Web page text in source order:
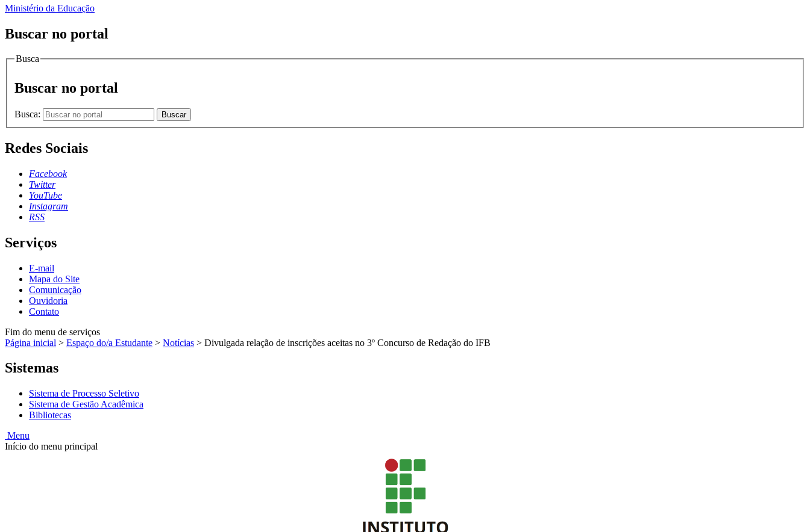
Ministério da Educação
Buscar no portal
Busca
Buscar no portal
Busca: Buscar
Redes Sociais
Facebook
Twitter
YouTube
Instagram
RSS
Serviços
E-mail
Mapa do Site
Comunicação
Ouvidoria
Contato
Fim do menu de serviços
Página inicial > Espaço do/a Estudante > Notícias > Divulgada relação de inscrições aceitas no 3º Concurso de Redação do IFB
Sistemas
Sistema de Processo Seletivo
Sistema de Gestão Acadêmica
Bibliotecas
Menu
Início do menu principal